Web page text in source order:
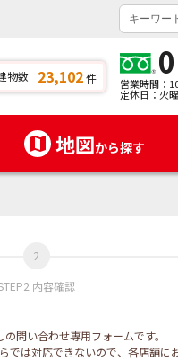
物数 23,102件 営業時間：
定休日：火
地図から探す
内容確認
問い合わせ専用フォームです。
は対応できないので、各店舗に